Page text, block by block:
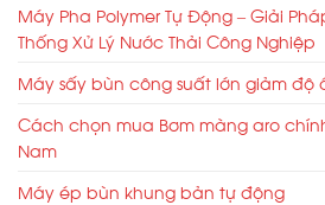
Máy Pha Polymer Tự Động – Giải
Thống Xử Lý Nước Thải Công Nghiệp
Máy sấy bùn công suất lớn giảm độ
Cách chọn mua Bơm màng aro
Nam
Máy ép bùn khung bản tự động